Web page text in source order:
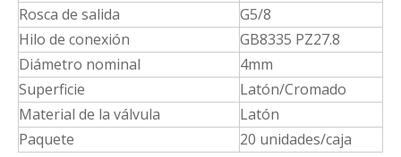
Rosca de salida
G5/8
Hilo de conexión
GB8335 PZ27.8
Diámetro nominal
4mm
Superficie
Latón/Cromado
Material de la válvula
Latón
Paquete
20 unidades/caja